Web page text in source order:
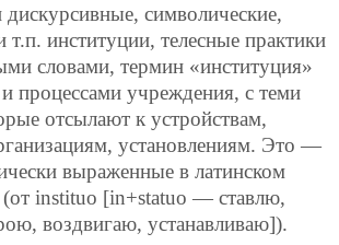
символические,
т.п. институции, телесные практики
словами, термин «институция»
и процессами учреждения, с теми
отсылают к устройствам,
установлениям. Это —
выраженные в латинском
(от instituo [in+statuo — ставлю,
воздвигаю, устанавливаю]).